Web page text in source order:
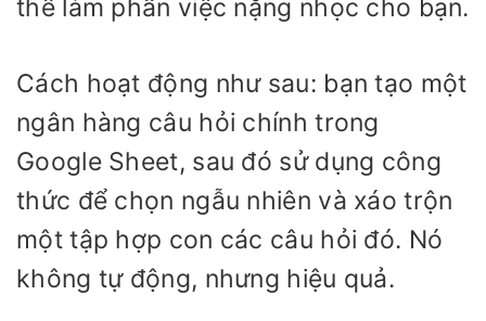
thể làm phần việc nặng nhọc cho bạn.
Cách hoạt động như sau: bạn tạo một
ngân hàng câu hỏi chính trong
Google Sheet, sau đó sử dụng công
thức để chọn ngẫu nhiên và xáo trộn
một tập hợp con các câu hỏi đó. Nó
không tự động, nhưng hiệu quả.